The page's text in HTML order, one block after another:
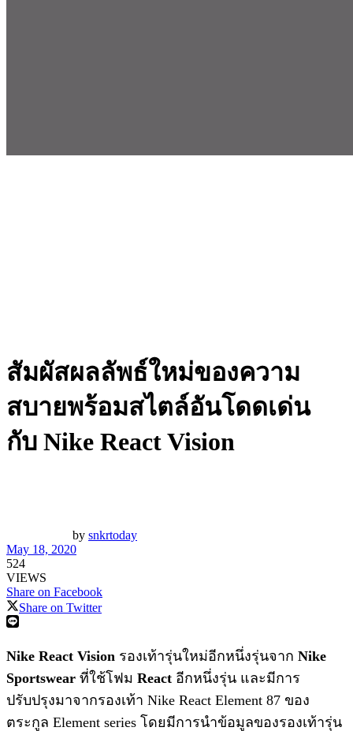
สัมผัสผลลัพธ์ใหม่ของความ
สบายพร้อมสไตล์อันโดดเด่น
กับ Nike React Vision
by snkrtoday
May 18, 2020
524
VIEWS
Share on Facebook
Share on Twitter
Nike React Vision รองเท้ารุ่นใหม่อีกหนึ่งรุ่นจาก Nike
Sportswear ที่ใช้โฟม React อีกหนึ่งรุ่น และมีการ
ปรับปรุงมาจากรองเท้า Nike React Element 87 ของ
ตระกูล Element series โดยมีการนำข้อมูลของรองเท้ารุ่น